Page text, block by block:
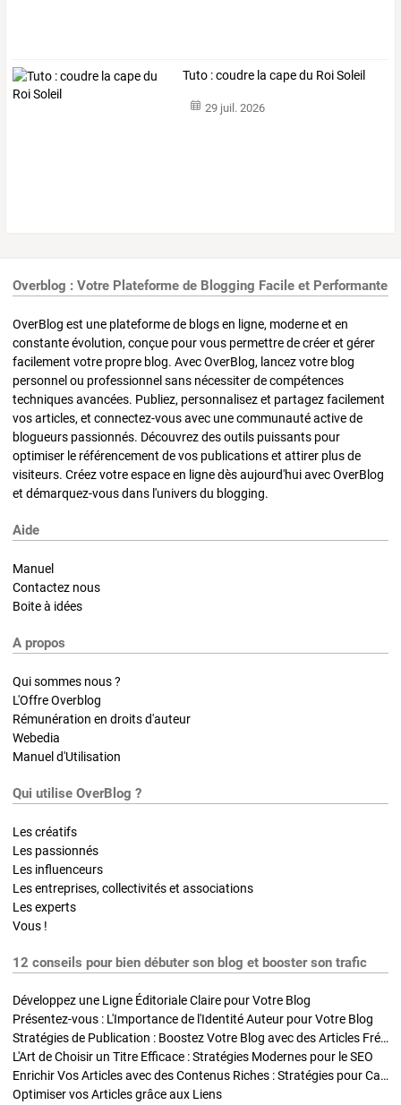
Tuto : coudre la cape du Roi Soleil
29 juil. 2026
Overblog : Votre Plateforme de Blogging Facile et Performante
OverBlog est une plateforme de blogs en ligne, moderne et en
constante évolution, conçue pour vous permettre de créer et gérer
facilement votre propre blog. Avec OverBlog, lancez votre blog
personnel ou professionnel sans nécessiter de compétences
techniques avancées. Publiez, personnalisez et partagez facilement
vos articles, et connectez-vous avec une communauté active de
blogueurs passionnés. Découvrez des outils puissants pour
optimiser le référencement de vos publications et attirer plus de
visiteurs. Créez votre espace en ligne dès aujourd'hui avec OverBlog
et démarquez-vous dans l'univers du blogging.
Aide
Manuel
Contactez nous
Boite à idées
A propos
Qui sommes nous ?
L'Offre Overblog
Rémunération en droits d'auteur
Webedia
Manuel d'Utilisation
Qui utilise OverBlog ?
Les créatifs
Les passionnés
Les influenceurs
Les entreprises, collectivités et associations
Les experts
Vous !
12 conseils pour bien débuter son blog et booster son trafic
Développez une Ligne Éditoriale Claire pour Votre Blog
Présentez-vous : L'Importance de l'Identité Auteur pour Votre Blog
Stratégies de Publication : Boostez Votre Blog avec des Articles Fréquents et Exclusifs
L'Art de Choisir un Titre Efficace : Stratégies Modernes pour le SEO
Enrichir Vos Articles avec des Contenus Riches : Stratégies pour Captiver et Optimiser
Optimiser vos Articles grâce aux Liens